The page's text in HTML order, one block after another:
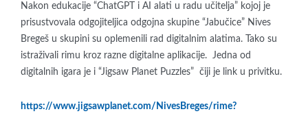
Nakon edukacije “ChatGPT i AI alati u radu učitelja” kojoj je
prisustvovala odgojiteljica odgojna skupine “Jabučice” Nives
Bregeš u skupini su oplemenili rad digitalnim alatima. Tako su
istraživali rimu kroz razne digitalne aplikacije. Jedna od
digitalnih igara je i “Jigsaw Planet Puzzles” čiji je link u privitku.
https://www.jigsawplanet.com/NivesBreges/rime?